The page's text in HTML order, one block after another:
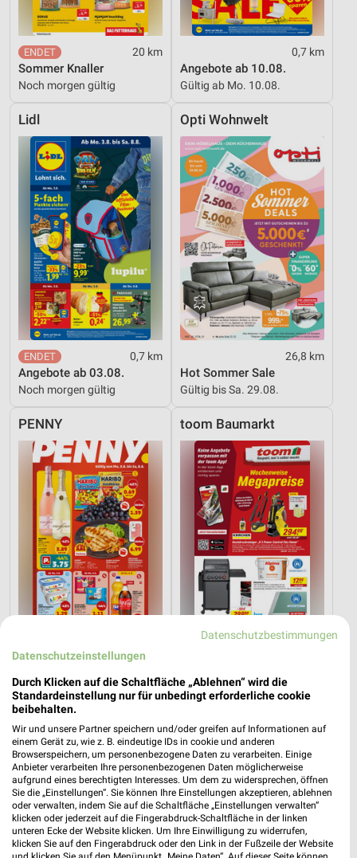
20 km
Sommer Knaller
Noch morgen gültig
0,7 km
Angebote ab 10.08.
Gültig ab Mo. 10.08.
Lidl
0,7 km
Angebote ab 03.08.
Noch morgen gültig
Opti Wohnwelt
26,8 km
Hot Sommer Sale
Gültig bis Sa. 29.08.
PENNY
0,8 km
Angebote ab 03.08.
Noch morgen gültig
toom Baumarkt
Angebote ab 01.08.
Noch heute gültig
XXXLutz XXXLutz
Datenschutzbestimmungen
Datenschutzeinstellungen
Durch Klicken auf die Schaltfläche „Ablehnen“ wird die
Standardeinstellung nur für unbedingt erforderliche cookie
beibehalten.
Wir und unsere Partner speichern und/oder greifen auf Informationen auf
einem Gerät zu, wie z. B. eindeutige IDs in cookie und anderen
Browserspeichern, um personenbezogene Daten zu verarbeiten. Einige
Anbieter verarbeiten Ihre personenbezogenen Daten möglicherweise
aufgrund eines berechtigten Interesses. Um dem zu widersprechen, öffnen
Sie die „Einstellungen“. Sie können Ihre Einstellungen akzeptieren, ablehnen
oder verwalten, indem Sie auf die Schaltfläche „Einstellungen verwalten“
klicken oder jederzeit auf die Fingerabdruck-Schaltfläche in der linken
unteren Ecke der Website klicken. Um Ihre Einwilligung zu widerrufen,
klicken Sie auf den Fingerabdruck oder den Link in der Fußzeile der Website